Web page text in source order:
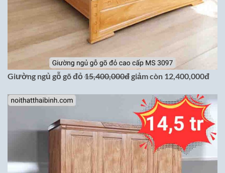
Giường ngủ gỗ gõ đỏ 15,400,000đgiảm còn 12,400,000đ